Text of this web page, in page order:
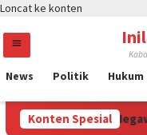
Loncat ke konten
News Politik Hukum
Konten Spesial
Perhatian Megawati,